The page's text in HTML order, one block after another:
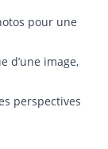
pour une
d’une image,
perspectives